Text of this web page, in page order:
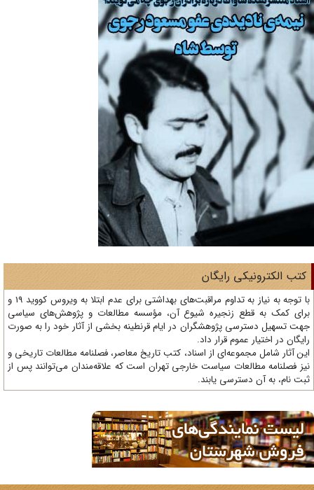
الکترونیکی رایگان
با توجه به نیاز به تداوم مراقبت‌های بهداشتی برای عدم ابتلا به ویروس کووید 19 و
کمک به قطع زنجیره شیوع آن، مؤسسه مطالعات و پژوهش‌های سیاسی
تسهیل دسترسی پژوهشگران در ایام قرنطینه بخشی از آثار خود را به صورت
در اختیار عموم قرار داد.
آثار شامل مجموعه‌ای از اسناد، کتب تاریخ معاصر، فصلنامه‌ مطالعات تاریخی و
فصلنامه مطالعات سیاست خارجی تهران است که علاقه‌مندان می‌توانند پس از
نام، به آن دسترسی یابند.